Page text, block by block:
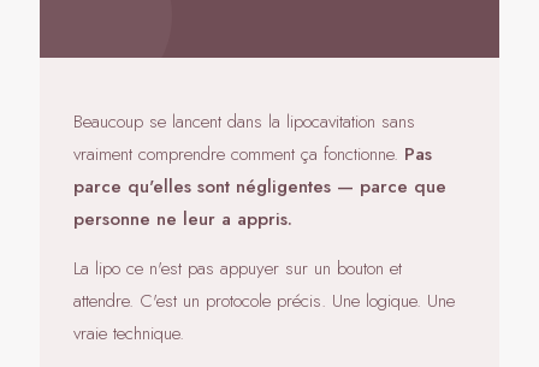
Beaucoup se lancent dans la lipocavitation sans
vraiment comprendre comment ça fonctionne. Pas
parce qu'elles sont négligentes — parce que
personne ne leur a appris.
La lipo ce n'est pas appuyer sur un bouton et
attendre. C'est un protocole précis. Une logique. Une
vraie technique.